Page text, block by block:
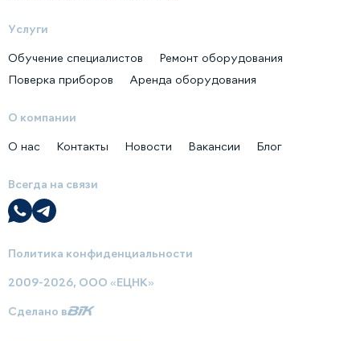
Услуги
Обучение специалистов
Ремонт оборудования
Поверка приборов
Аренда оборудования
О компании
О нас Контакты Новости Вакансии Блог
Всегда на связи
Политика конфиденциальности
2009-2026, ООО «ЕЦНК»
Сделано в